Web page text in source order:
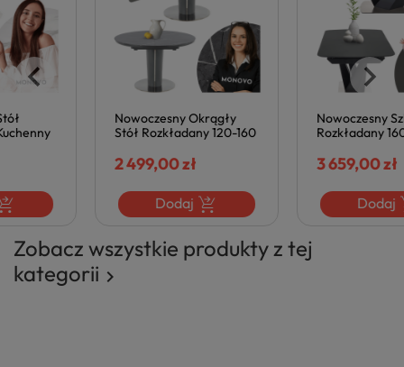
Nowoczesny Okrągły
Stół Rozkładany 120-160
Jadalni Glamour Szary
RICARDO Halmar
Nowoczesny Szklany Stół
Rozkładany 160-200x90
Ciemny Szary Czarny
Zobacz wszystkie produkty z tej
kategorii 